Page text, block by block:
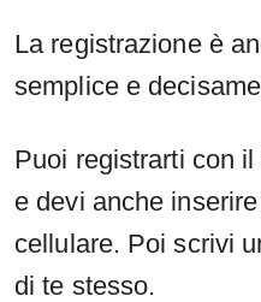
La registrazione è
semplice e
Puoi registrarti con
e devi anche
cellulare. Poi scrivi
di te stesso.